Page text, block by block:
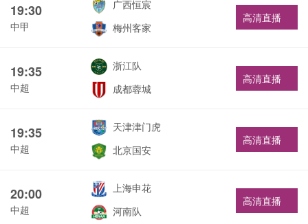
19:30
中甲
广西恒宸
梅州客家
高清直播
19:35
中超
浙江队
成都蓉城
高清直播
19:35
中超
天津津门虎
北京国安
高清直播
20:00
中超
上海申花
河南队
高清直播